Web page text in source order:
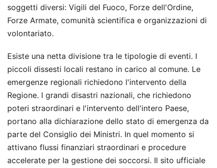
soggetti diversi: Vigili del Fuoco, Forze dell'Ordine,
Forze Armate, comunità scientifica e organizzazioni di
volontariato.
Esiste una netta divisione tra le tipologie di eventi. I
piccoli dissesti locali restano in carico al comune. Le
emergenze regionali richiedono l'intervento della
Regione. I grandi disastri nazionali, che richiedono
poteri straordinari e l'intervento dell'intero Paese,
portano alla dichiarazione dello stato di emergenza da
parte del Consiglio dei Ministri. In quel momento si
attivano flussi finanziari straordinari e procedure
accelerate per la gestione dei soccorsi. Il sito ufficiale